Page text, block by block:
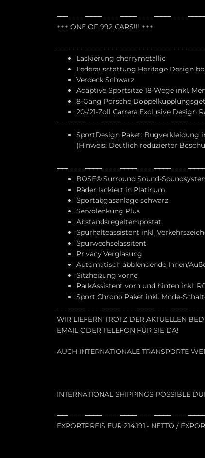
+++ ONE OF 992 CARS!!! +++
Lackierung cherrymetallic
Lederausstattung Heritage Design
Verdeck Schwarz
Adaptive Sportsitze 18-Wege inkl.
8-Gang Porsche
20-/21-Zoll Carrera Exclusive Design
SportDesign Paket: Bugverkleidung
(Hinweis: Deutlich reduzierter
BOSE® Surround Sound-
Räder lackiert in Platinum
Sportabgasanlage schwarz
Servolenkung Plus
Abstandsregeltempostat
Spurhalteassistent inkl.
Spurwechselassitent
Privacy Verglasung
Automatisch abblendende Innen/
Sitzheizung vorne
ParkAssistent vorn und hinten inkl.
Sport Chrono Paket inkl. Mode-
WIR LIEFERN TROTZ DER AKTUELLEN
EMAIL ODER TELEFON FÜR SIE DA!
AUCH INTERNATIONALE TRANSPORTE
INTERNATIONAL SHIPPINGS POSSIBLE
EXPORTPREIS EUR 214.191,- NETTO /